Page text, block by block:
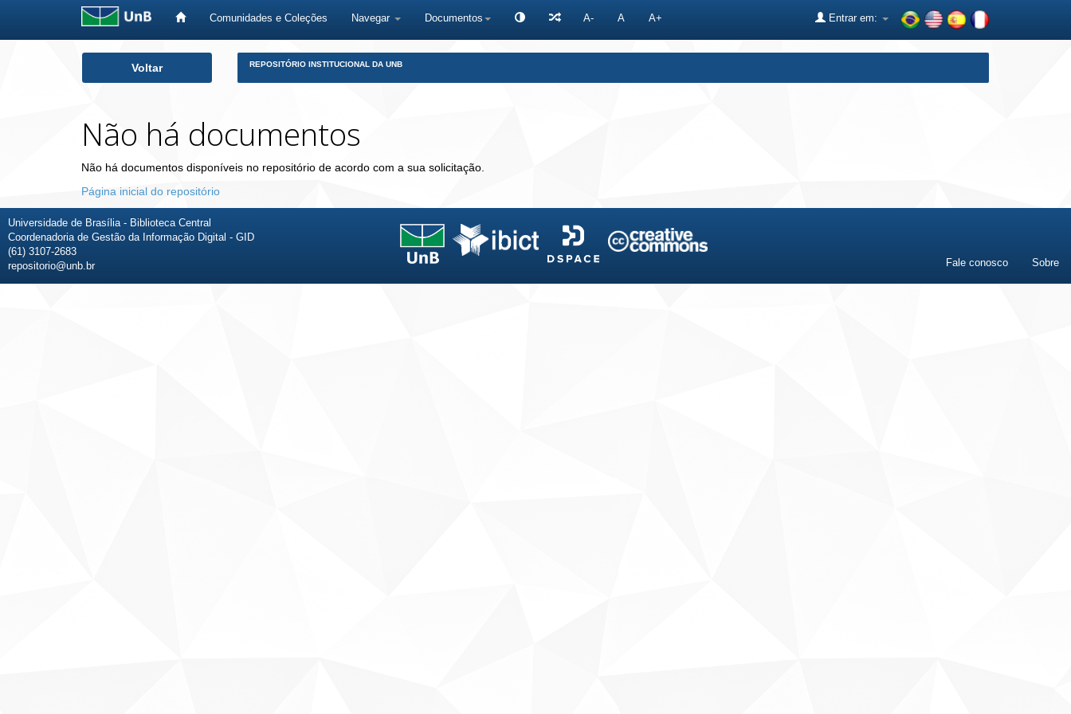
Comunidades e Coleções Navegar Documentos A- A A+ Entrar em:
Voltar REPOSITÓRIO INSTITUCIONAL DA UNB
Não há documentos
Não há documentos disponíveis no repositório de acordo com a sua solicitação.
Página inicial do repositório
Universidade de Brasília - Biblioteca Central
Coordenadoria de Gestão da Informação Digital - GID
(61) 3107-2683
repositorio@unb.br
Fale conosco Sobre